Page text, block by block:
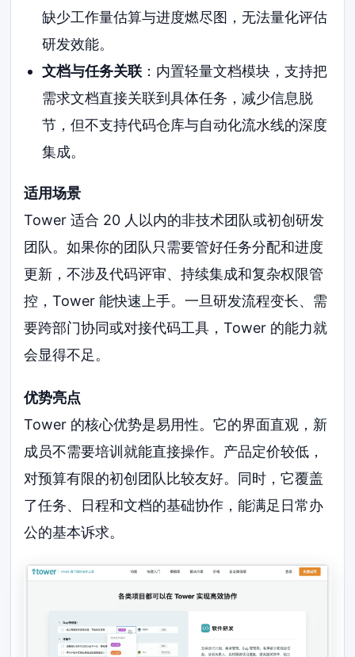
缺少工作量估算与进度燃尽图，无法量化评估
研发效能。
文档与任务关联：内置轻量文档模块，支持把
需求文档直接关联到具体任务，减少信息脱
节，但不支持代码仓库与自动化流水线的深度
集成。
适用场景
Tower 适合 20 人以内的非技术团队或初创研发
团队。如果你的团队只需要管好任务分配和进度
更新，不涉及代码评审、持续集成和复杂权限管
控，Tower 能快速上手。一旦研发流程变长、需
要跨部门协同或对接代码工具，Tower 的能力就
会显得不足。
优势亮点
Tower 的核心优势是易用性。它的界面直观，新
成员不需要培训就能直接操作。产品定价较低，
对预算有限的初创团队比较友好。同时，它覆盖
了任务、日程和文档的基础协作，能满足日常办
公的基本诉求。